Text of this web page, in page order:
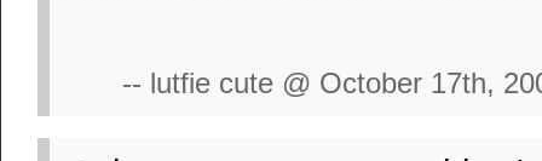
-- lutfie cute @ October 17th,